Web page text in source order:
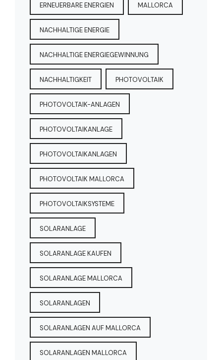
ERNEUERBARE ENERGIEN MALLORCA
NACHHALTIGE ENERGIE
NACHHALTIGE ENERGIEGEWINNUNG
NACHHALTIGKEIT PHOTOVOLTAIK
PHOTOVOLTAIK-ANLAGEN
PHOTOVOLTAIKANLAGE
PHOTOVOLTAIKANLAGEN
PHOTOVOLTAIK MALLORCA
PHOTOVOLTAIKSYSTEME
SOLARANLAGE
SOLARANLAGE KAUFEN
SOLARANLAGE MALLORCA
SOLARANLAGEN
SOLARANLAGEN AUF MALLORCA
SOLARANLAGEN MALLORCA